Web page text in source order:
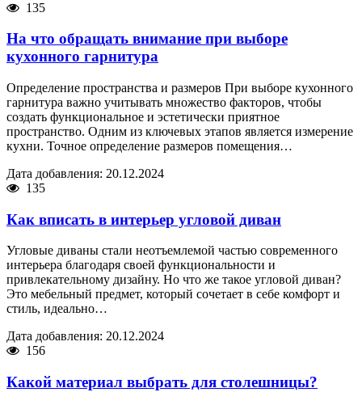
135
На что обращать внимание при выборе
кухонного гарнитура
Определение пространства и размеров При выборе кухонного
гарнитура важно учитывать множество факторов, чтобы
создать функциональное и эстетически приятное
пространство. Одним из ключевых этапов является измерение
кухни. Точное определение размеров помещения…
Дата добавления: 20.12.2024
135
Как вписать в интерьер угловой диван
Угловые диваны стали неотъемлемой частью современного
интерьера благодаря своей функциональности и
привлекательному дизайну. Но что же такое угловой диван?
Это мебельный предмет, который сочетает в себе комфорт и
стиль, идеально…
Дата добавления: 20.12.2024
156
Какой материал выбрать для столешницы?